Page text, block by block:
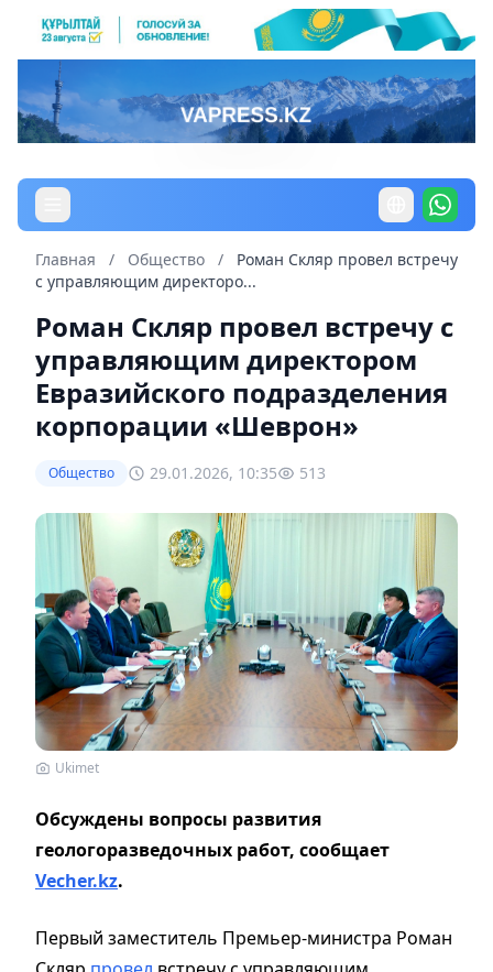
Главная / Общество /
Роман Скляр провел встречу
с управляющим директоро...
Роман Скляр провел встречу с
управляющим директором
Евразийского подразделения
корпорации «Шеврон»
Общество 29.01.2026, 10:35 513
Ukimet
Обсуждены вопросы развития
геологоразведочных работ, сообщает
Vecher.kz.
Первый заместитель Премьер-министра Роман